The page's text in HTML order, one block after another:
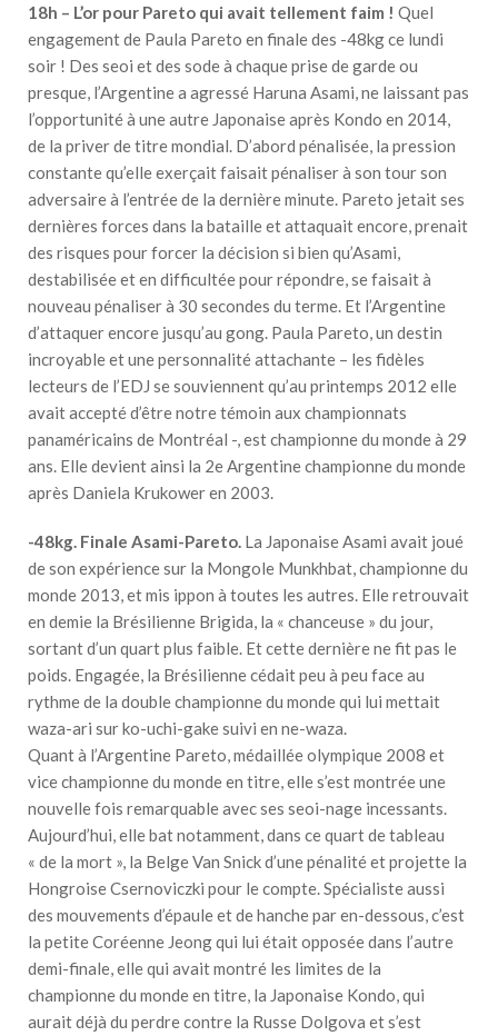
18h – L’or pour Pareto qui avait tellement faim ! Quel
engagement de Paula Pareto en finale des -48kg ce lundi
soir ! Des seoi et des sode à chaque prise de garde ou
presque, l’Argentine a agressé Haruna Asami, ne laissant pas
l’opportunité à une autre Japonaise après Kondo en 2014,
de la priver de titre mondial. D’abord pénalisée, la pression
constante qu’elle exerçait faisait pénaliser à son tour son
adversaire à l’entrée de la dernière minute. Pareto jetait ses
dernières forces dans la bataille et attaquait encore, prenait
des risques pour forcer la décision si bien qu’Asami,
destabilisée et en difficultée pour répondre, se faisait à
nouveau pénaliser à 30 secondes du terme. Et l’Argentine
d’attaquer encore jusqu’au gong. Paula Pareto, un destin
incroyable et une personnalité attachante – les fidèles
lecteurs de l’EDJ se souviennent qu’au printemps 2012 elle
avait accepté d’être notre témoin aux championnats
panaméricains de Montréal -, est championne du monde à 29
ans. Elle devient ainsi la 2e Argentine championne du monde
après Daniela Krukower en 2003.
-48kg. Finale Asami-Pareto. La Japonaise Asami avait joué
de son expérience sur la Mongole Munkhbat, championne du
monde 2013, et mis ippon à toutes les autres. Elle retrouvait
en demie la Brésilienne Brigida, la « chanceuse » du jour,
sortant d’un quart plus faible. Et cette dernière ne fit pas le
poids. Engagée, la Brésilienne cédait peu à peu face au
rythme de la double championne du monde qui lui mettait
waza-ari sur ko-uchi-gake suivi en ne-waza.
Quant à l’Argentine Pareto, médaillée olympique 2008 et
vice championne du monde en titre, elle s’est montrée une
nouvelle fois remarquable avec ses seoi-nage incessants.
Aujourd’hui, elle bat notamment, dans ce quart de tableau
« de la mort », la Belge Van Snick d’une pénalité et projette la
Hongroise Csernoviczki pour le compte. Spécialiste aussi
des mouvements d’épaule et de hanche par en-dessous, c’est
la petite Coréenne Jeong qui lui était opposée dans l’autre
demi-finale, elle qui avait montré les limites de la
championne du monde en titre, la Japonaise Kondo, qui
aurait déjà du perdre contre la Russe Dolgova et s’est